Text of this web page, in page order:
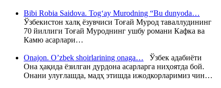
Bibi Robia Saidova. Tog‘ay Murodning “Bu dunyoda…
Ўзбекистон халқ ёзувчиси Тоғай Мурод таваллудининг
70 йиллиги Тоғай Муроднинг ушбу романи Кафка ва
Камю асарлари…
Onajon. O’zbek shoirlarining onaga… Ўзбек адабиёти
Она ҳақида ёзилган дурдона асарларга ниҳоятда бой.
Онани улуғлашда, мадҳ этишда ижодкорларимиз чин…